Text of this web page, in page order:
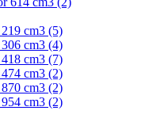
cm3 (5)
cm3 (4)
cm3 (7)
cm3 (2)
cm3 (2)
cm3 (2)